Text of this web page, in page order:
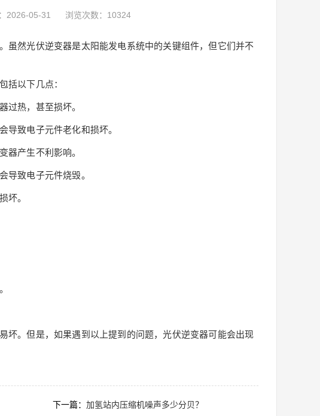
2026-05-31 浏览次数：10324
然光伏逆变器是太阳能发电系统中的关键组件，但它们并不
以下几点：
热，甚至损坏。
致电子元件老化和损坏。
产生不利影响。
致电子元件烧毁。
坏。
。但是，如果遇到以上提到的问题，光伏逆变器可能会出现
下一篇： 加氢站内压缩机噪声多少分贝？